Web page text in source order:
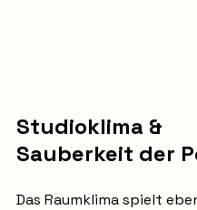
Studioklima &
Sauberkeit der
Das Raumklima spielt